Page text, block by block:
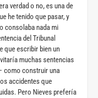
verdad o no, es una de
he tenido que pasar, y
consolaba nada mi
del Tribunal
que escribir bien un
muchas sentencias
como construir una
accidentes que
Pero Nieves prefería